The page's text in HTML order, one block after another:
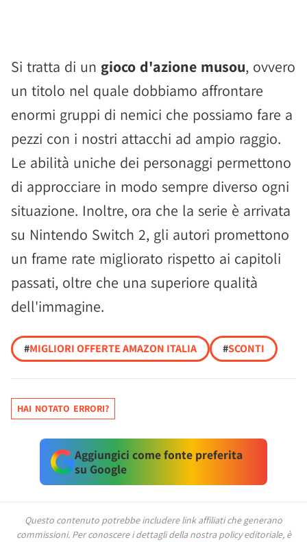
Si tratta di un gioco d'azione musou, ovvero
un titolo nel quale dobbiamo affrontare
enormi gruppi di nemici che possiamo fare a
pezzi con i nostri attacchi ad ampio raggio.
Le abilità uniche dei personaggi permettono
di approcciare in modo sempre diverso ogni
situazione. Inoltre, ora che la serie è arrivata
su Nintendo Switch 2, gli autori promettono
un frame rate migliorato rispetto ai capitoli
passati, oltre che una superiore qualità
dell'immagine.
#MIGLIORI OFFERTE AMAZON ITALIA #SCONTI
HAI NOTATO ERRORI?
Aggiungici come fonte preferita
su Google
Questo contenuto potrebbe includere link affiliati che generano
commissioni. Per conoscere i dettagli della nostra policy editoriale, è